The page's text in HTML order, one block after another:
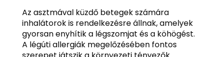
Az asztmával küzdő betegek számára
inhalátorok is rendelkezésre állnak, amelyek
gyorsan enyhítik a légszomjat és a köhögést.
A légúti allergiák megelőzésében fontos